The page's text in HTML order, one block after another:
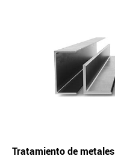
Tratamiento de metales